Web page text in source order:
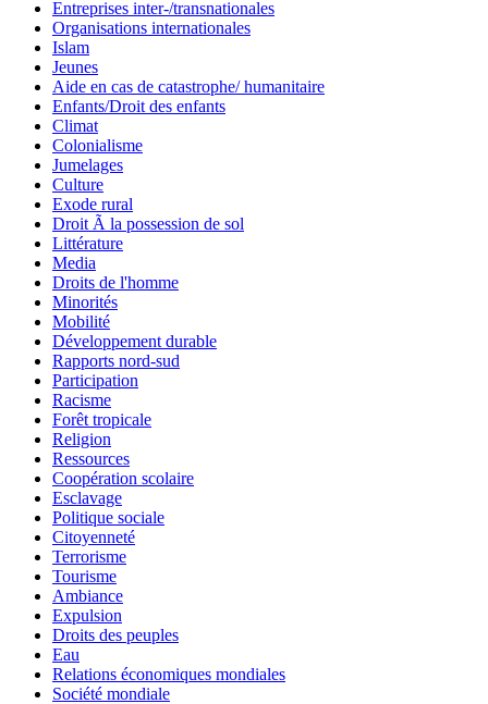
Entreprises inter-/transnationales
Organisations internationales
Islam
Jeunes
Aide en cas de catastrophe/ humanitaire
Enfants/Droit des enfants
Climat
Colonialisme
Jumelages
Culture
Exode rural
Droit Ã la possession de sol
Littérature
Media
Droits de l'homme
Minorités
Mobilité
Développement durable
Rapports nord-sud
Participation
Racisme
Forêt tropicale
Religion
Ressources
Coopération scolaire
Esclavage
Politique sociale
Citoyenneté
Terrorisme
Tourisme
Ambiance
Expulsion
Droits des peuples
Eau
Relations économiques mondiales
Société mondiale